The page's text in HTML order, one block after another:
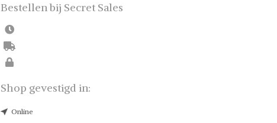
Bestellen bij Secret Sales
Shop gevestigd in:
Online